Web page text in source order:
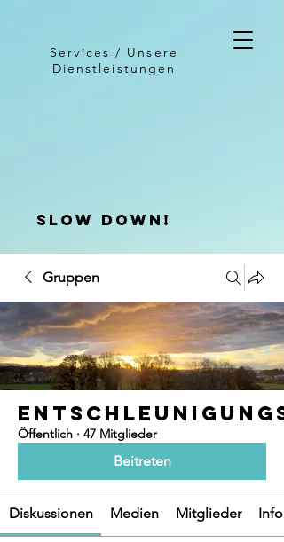
slow down!
Services / Unsere
Dienstleistungen
Gruppen
Öffentlich · 47 Mitglieder
Beitreten
Diskussionen Medien Mitglieder Info